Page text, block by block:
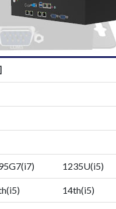
1235U(i5)
14th(i5)